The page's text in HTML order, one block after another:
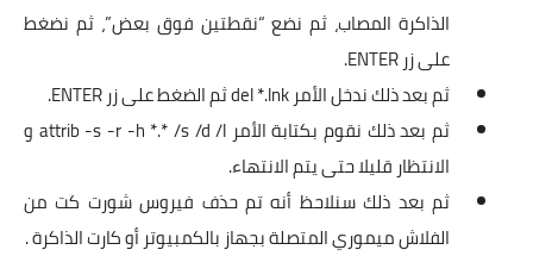
الذاكرة المصاب، ثم نضع “نقطتين فوق بعض”، ثم نضغط
على زر ENTER.
ثم بعد ذلك ندخل الأمر del *.lnk ثم الضغط على زر ENTER.
ثم بعد ذلك نقوم بكتابة الأمر attrib -s -r -h *.* /s /d /l و
الانتظار قليلا حتى يتم الانتهاء.
ثم بعد ذلك سنلاحظ أنه تم حذف فيروس شورت كت من
الفلاش ميموري المتصلة بجهاز بالكمبيوتر أو كارت الذاكرة .